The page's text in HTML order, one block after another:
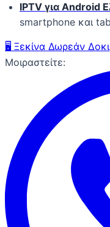
IPTV για Android
smartphone και
🖥️ Ξεκίνα Δωρεάν
Μοιραστείτε: